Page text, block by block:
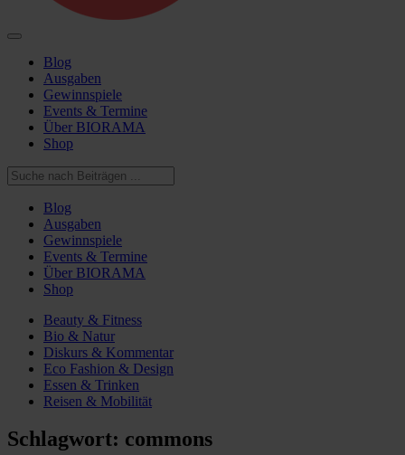
Blog
Ausgaben
Gewinnspiele
Events & Termine
Über BIORAMA
Shop
Blog
Ausgaben
Gewinnspiele
Events & Termine
Über BIORAMA
Shop
Beauty & Fitness
Bio & Natur
Diskurs & Kommentar
Eco Fashion & Design
Essen & Trinken
Reisen & Mobilität
Schlagwort: commons